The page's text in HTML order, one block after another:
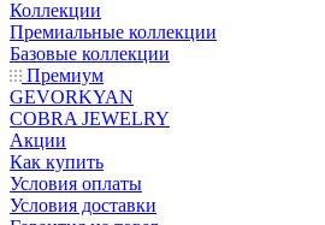
Коллекции
Премиальные коллекции
Базовые коллекции
Премиум
GEVORKYAN
COBRA JEWELRY
Акции
Как купить
Условия оплаты
Условия доставки